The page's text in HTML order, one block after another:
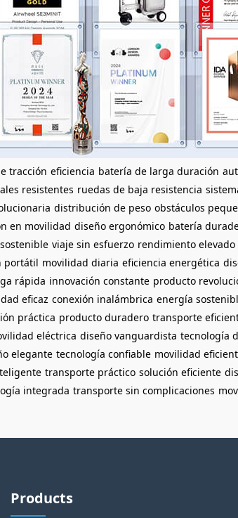
tracción eficiencia batería de larga duración
resistentes ruedas de baja resistencia
distribución de peso obstáculos
en movilidad diseño ergonómico batería
viaje sin esfuerzo rendimiento elevado
portátil movilidad diaria eficiencia energética
rápida innovación constante producto
eficaz conexión inalámbrica energía
práctica producto duradero transporte
eléctrica diseño vanguardista tecnología
elegante tecnología confiable movilidad
transporte práctico solución eficiente
integrada transporte sin complicaciones
Products